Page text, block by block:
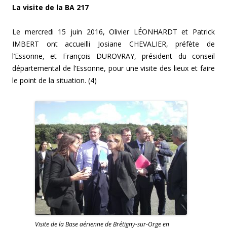
La visite de la BA 217
Le mercredi 15 juin 2016, Olivier LÉONHARDT et Patrick
IMBERT ont accueilli Josiane CHEVALIER, préfète de
l’Essonne, et François DUROVRAY, président du conseil
départemental de l’Essonne, pour une visite des lieux et faire
le point de la situation. (4)
Visite de la Base aérienne de Brétigny-sur-Orge en